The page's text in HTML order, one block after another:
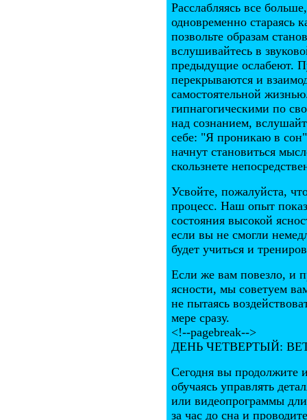
Расслабляясь все
одновременно стараясь
позвольте образам
вслушивайтесь в
предыдущие ослабеют.
перекрываются и
самостоятельной
гипнагогическими по
над сознанием,
себе: "Я проникаю в
начнут становиться
скользнете
Усвойте, пожалуйста,
процесс. Наш опыт
состояния высокой
если вы не смогли
будет учиться и
Если же вам повезло, и
ясности, мы советуем
не пытаясь
мере сразу.
<!--pagebreak-->
ДЕНЬ ЧЕТВЕРТЫЙ:
Сегодня вы продолжите
обучаясь управлять
или видеопрограммы
за час до сна и